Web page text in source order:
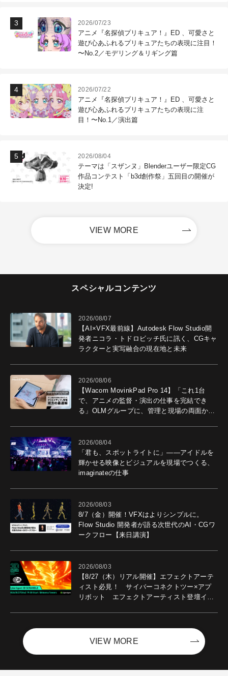
2026/07/23
アニメ『名探偵プリキュア！』ED 、可愛さと
遊び心あふれるプリキュアたちの表現に注目！
〜No.2／モデリング＆リギング篇
2026/07/22
アニメ『名探偵プリキュア！』ED 、可愛さと
遊び心あふれるプリキュアたちの表現に注
目！〜No.1／演出篇
2026/08/04
テーマは「スザンヌ」Blenderユーザー限定CG
作品コンテスト「b3d創作祭」五回目の開催が
決定!
VIEW MORE
スペシャルコンテンツ
2026/08/07
【AI×VFX最前線】Autodesk Flow Studio開
発者ニコラ・トドロビッチ氏に訊く、CGキャ
ラクターと実写融合の現在地と未来
2026/08/06
【Wacom MovinkPad Pro 14】「これ1台
で、アニメの監督・演出の仕事を完結でき
る」OLMグループに、管理と現場の両面から
2026/08/04
「君も、スポットライトに」――アイドルを
輝かせる映像とビジュアルを現場でつくる、
imaginateの仕事
2026/08/03
8/7（金）開催！VFXはよりシンプルに。
Flow Studio 開発者が語る次世代のAI・CGワ
ークフロー【来日講演】
2026/08/03
【8/27（木）リアル開催】エフェクトアーテ
ィスト必見！ サイバーコネクトツー×アプ
リボット エフェクトアーティスト登壇イベ
VIEW MORE